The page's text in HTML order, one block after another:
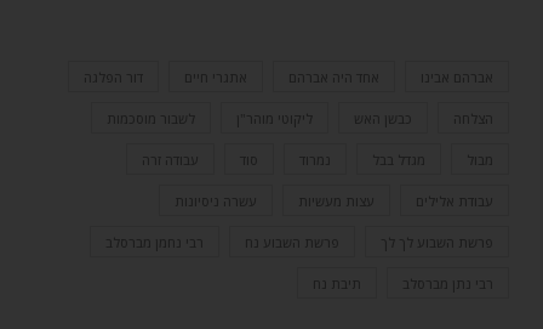
אברהם אבינו אחד היה אברהם אתגרי חיים דור הפלגה
הצלחה כבשן האש ליקוטי מוהר"ן לשבור מוסכמות
מבול מגדל בבל נמרוד סוד
עבודת אלילים עצות מעשיות עשרה ניסיונות
פרשת השבוע לך לך פרשת השבוע נח רבי נחמן מברסלב
רבי נתן מברסלב תיבת נח